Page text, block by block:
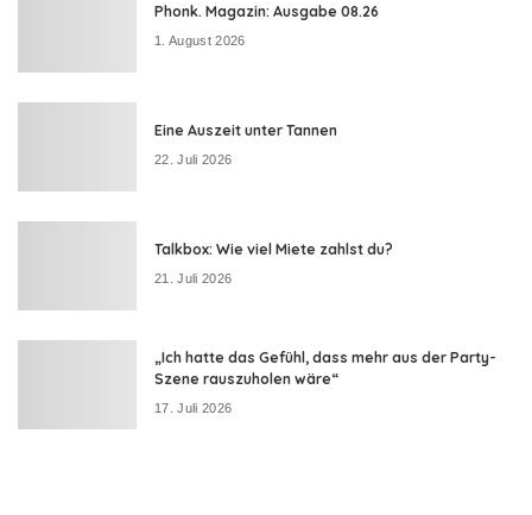
Phonk. Magazin: Ausgabe 08.26
1. August 2026
Eine Auszeit unter Tannen
22. Juli 2026
Talkbox: Wie viel Miete zahlst du?
21. Juli 2026
„Ich hatte das Gefühl, dass mehr aus der Party-
Szene rauszuholen wäre“
17. Juli 2026